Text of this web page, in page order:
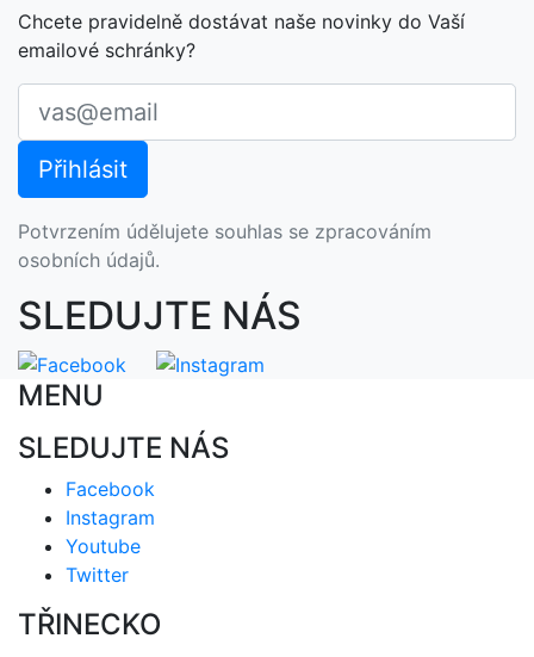
Chcete pravidelně dostávat naše novinky do Vaší
emailové schránky?
Potvrzením údělujete souhlas se zpracováním
osobních údajů.
SLEDUJTE NÁS
MENU
SLEDUJTE NÁS
Facebook
Instagram
Youtube
Twitter
TŘINECKO